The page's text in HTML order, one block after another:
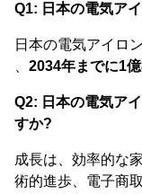
Q1: 日本の電気ア
日本の電気アイロ
2034年までに1
Q2: 日本の電気ア
すか?
成長は、効率的な
術的進歩、電子商